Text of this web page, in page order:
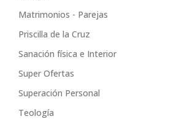
Matrimonios - Parejas
Priscilla de la Cruz
Sanación física e Interior
Super Ofertas
Superación Personal
Teología